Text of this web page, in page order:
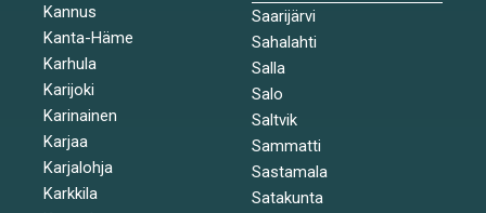
Kannus
Kanta-Häme
Karhula
Karijoki
Karinainen
Karjaa
Karjalohja
Karkkila
Saarijärvi
Sahalahti
Salla
Salo
Saltvik
Sammatti
Sastamala
Satakunta